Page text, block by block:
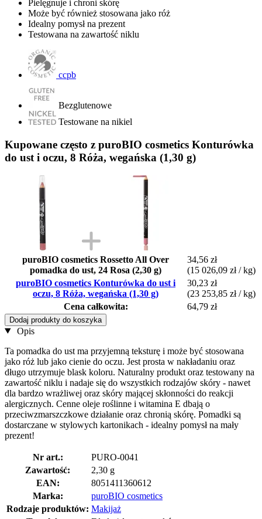
Pielęgnuje i chroni skórę
Może być również stosowana jako róż
Idealny pomysł na prezent
Testowana na zawartość niklu
ccpb
Bezglutenowe
Testowane na nikiel
Kupowane często z puroBIO cosmetics Konturówka
do ust i oczu, 8 Róża, wegańska (1,30 g)
puroBIO cosmetics Rossetto All Over
pomadka do ust, 24 Rosa (2,30 g)
34,56 zł
(15 026,09 zł / kg)
puroBIO cosmetics Konturówka do ust i
oczu, 8 Róża, wegańska (1,30 g)
30,23 zł
(23 253,85 zł / kg)
Cena całkowita:
64,79 zł
Dodaj produkty do koszyka
Opis
Ta pomadka do ust ma przyjemną teksturę i może być stosowana
jako róż lub jako cienie do oczu. Jest prosta w nakładaniu oraz
długo utrzymuje blask koloru. Naturalny produkt oraz testowany na
zawartość niklu i nadaje się do wszystkich rodzajów skóry - nawet
dla bardzo wrażliwej oraz skóry mającej skłonności do reakcji
alergicznych. Cenne oleje roślinne i witamina E dbają o
przeciwzmarszczkowe działanie oraz chronią skórę. Pomadki są
dostarczane w stylowych kartonikach - idealny pomysł na mały
prezent!
Nr art.:
PURO-0041
Zawartość:
2,30 g
EAN:
8051411360612
Marka:
puroBIO cosmetics
Rodzaje produktów: Makijaż